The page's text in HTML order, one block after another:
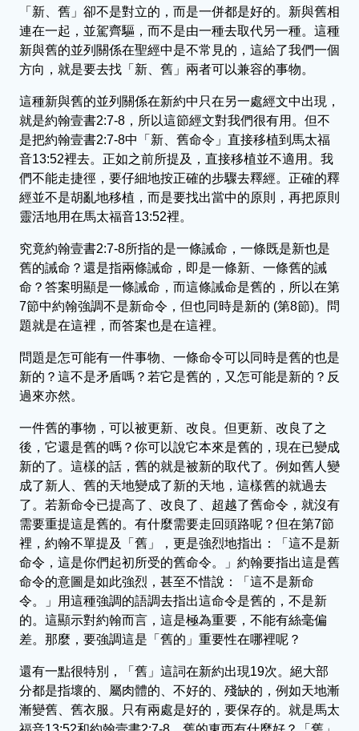
「新、舊」卻不是對立的，而是一併都是好的。新與舊相
連在一起，並駕齊驅，而不是由一種去取代另一種。這種
新與舊的並列關係在聖經中是不常見的，這給了我們一個
方向，就是要去找「新、舊」兩者可以兼容的事物。
這種新與舊的並列關係在新約中只在另一處經文中出現，
就是約翰壹書2:7-8，所以這節經文對我們很有用。但不
是把約翰壹書2:7-8中「新、舊命令」直接移植到馬太福
音13:52裡去。正如之前所提及，直接移植並不適用。我
們不能走捷徑，要仔細地按正確的步驟去釋經。正確的釋
經並不是胡亂地移植，而是要找出當中的原則，再把原則
靈活地用在馬太福音13:52裡。
究竟約翰壹書2:7-8所指的是一條誡命，一條既是新也是
舊的誡命？還是指兩條誡命，即是一條新、一條舊的誡
命？答案明顯是一條誡命，而這條誡命是舊的，所以在第
7節中約翰強調不是新命令，但也同時是新的 (第8節)。問
題就是在這裡，而答案也是在這裡。
問題是怎可能有一件事物、一條命令可以同時是舊的也是
新的？這不是矛盾嗎？若它是舊的，又怎可能是新的？反
過來亦然。
一件舊的事物，可以被更新、改良。但更新、改良了之
後，它還是舊的嗎？你可以說它本來是舊的，現在已變成
新的了。這樣的話，舊的就是被新的取代了。例如舊人變
成了新人、舊的天地變成了新的天地，這樣舊的就過去
了。若新命令已提高了、改良了、超越了舊命令，就沒有
需要重提這是舊的。有什麼需要走回頭路呢？但在第7節
裡，約翰不單提及「舊」，更是強烈地指出：「這不是新
命令，這是你們起初所受的舊命令。」約翰要指出這是舊
命令的意圖是如此強烈，甚至不惜說：「這不是新命
令。」用這種強調的語調去指出這命令是舊的，不是新
的。這顯示對約翰而言，這是極為重要，不能有絲毫偏
差。那麼，要強調這是「舊的」重要性在哪裡呢？
還有一點很特別，「舊」這詞在新約出現19次。絕大部
分都是指壞的、屬肉體的、不好的、殘缺的，例如天地漸
漸變舊、舊衣服。只有兩處是好的，要保存的。就是馬太